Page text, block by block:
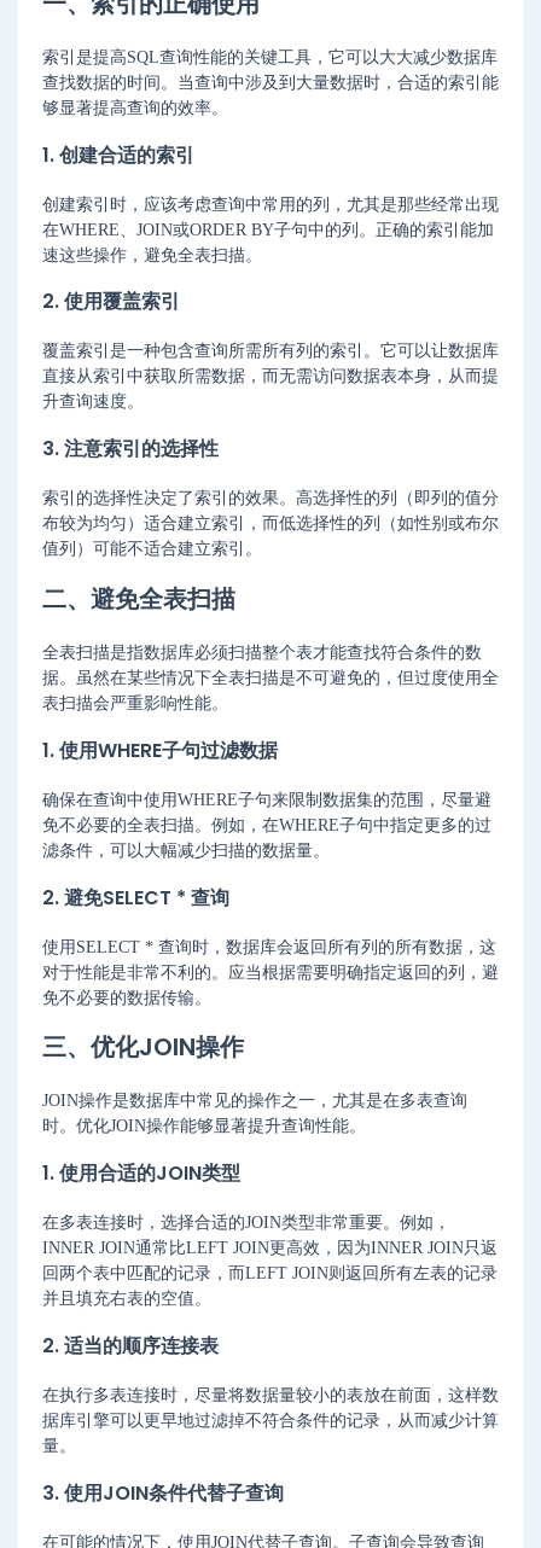
索引是提高SQL查询性能的关键工具，它可以大大减少数据库
查找数据的时间。当查询中涉及到大量数据时，合适的索引能
够显著提高查询的效率。
1. 创建合适的索引
创建索引时，应该考虑查询中常用的列，尤其是那些经常出现
在WHERE、JOIN或ORDER BY子句中的列。正确的索引能加
速这些操作，避免全表扫描。
2. 使用覆盖索引
覆盖索引是一种包含查询所需所有列的索引。它可以让数据库
直接从索引中获取所需数据，而无需访问数据表本身，从而提
升查询速度。
3. 注意索引的选择性
索引的选择性决定了索引的效果。高选择性的列（即列的值分
布较为均匀）适合建立索引，而低选择性的列（如性别或布尔
值列）可能不适合建立索引。
二、避免全表扫描
全表扫描是指数据库必须扫描整个表才能查找符合条件的数
据。虽然在某些情况下全表扫描是不可避免的，但过度使用全
表扫描会严重影响性能。
1. 使用WHERE子句过滤数据
确保在查询中使用WHERE子句来限制数据集的范围，尽量避
免不必要的全表扫描。例如，在WHERE子句中指定更多的过
滤条件，可以大幅减少扫描的数据量。
2. 避免SELECT * 查询
使用SELECT * 查询时，数据库会返回所有列的所有数据，这
对于性能是非常不利的。应当根据需要明确指定返回的列，避
免不必要的数据传输。
三、优化JOIN操作
JOIN操作是数据库中常见的操作之一，尤其是在多表查询
时。优化JOIN操作能够显著提升查询性能。
1. 使用合适的JOIN类型
在多表连接时，选择合适的JOIN类型非常重要。例如，
INNER JOIN通常比LEFT JOIN更高效，因为INNER JOIN只返
回两个表中匹配的记录，而LEFT JOIN则返回所有左表的记录
并且填充右表的空值。
2. 适当的顺序连接表
在执行多表连接时，尽量将数据量较小的表放在前面，这样数
据库引擎可以更早地过滤掉不符合条件的记录，从而减少计算
量。
3. 使用JOIN条件代替子查询
在可能的情况下，使用JOIN代替子查询。子查询会导致查询